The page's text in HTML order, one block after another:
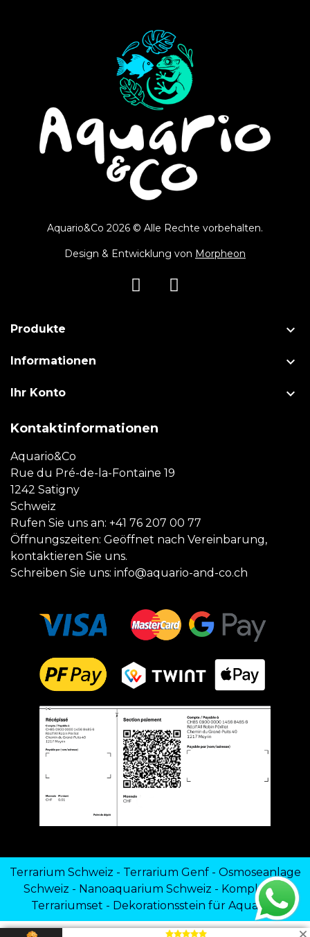
Aquario&Co 2026 © Alle Rechte vorbehalten.
Design & Entwicklung von Morpheon
Produkte 
Informationen 
Ihr Konto 
Kontaktinformationen
Aquario&Co
Rue du Pré-de-la-Fontaine 19
1242 Satigny
Schweiz
Rufen Sie uns an: +41 76 207 00 77
Öffnungszeiten: Geöffnet nach Vereinbarung,
kontaktieren Sie uns.
Schreiben Sie uns: info@aquario-and-co.ch
Terrarium Schweiz - Terrarium Genf- Osmoseanlage
Schweiz - Nanoaquarium Schweiz - Komplettes
Terrariumset - Dekorationsstein für Aquarien